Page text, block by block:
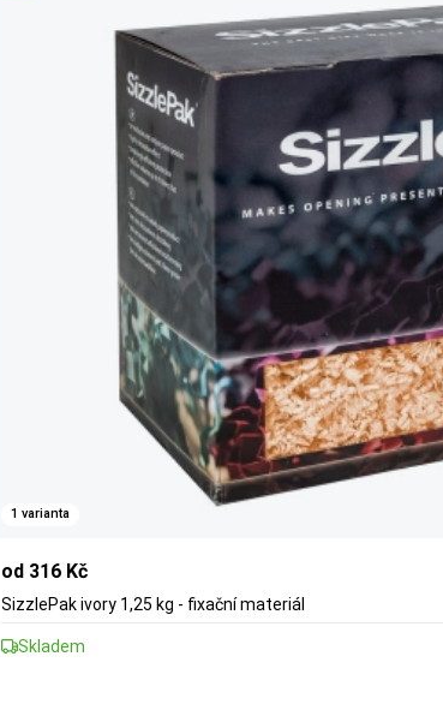
1 varianta
od 316 Kč
SizzlePak ivory 1,25 kg - fixační materiál
Skladem